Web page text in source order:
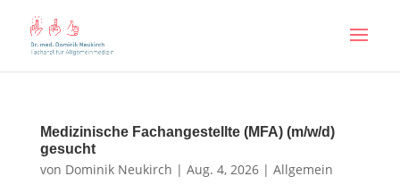
Medizinische Fachangestellte (MFA) (m/w/d)
gesucht
von Dominik Neukirch | Aug. 4, 2026| Allgemein